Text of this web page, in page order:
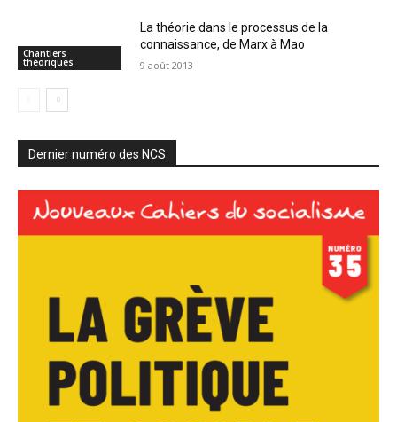
Chantiers
théoriques
La théorie dans le processus de la
connaissance, de Marx à Mao
9 août 2013
Dernier numéro des NCS